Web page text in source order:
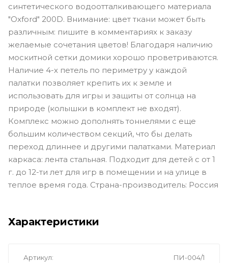
синтетического водоотталкивающего материала
"Oxford" 200D. Внимание: цвет ткани может быть
различным: пишите в комментариях к заказу
желаемые сочетания цветов! Благодаря наличию
москитной сетки домики хорошо проветриваются.
Наличие 4-х петель по периметру у каждой
палатки позволяет крепить их к земле и
использовать для игры и защиты от солнца на
природе (колышки в комплект не входят).
Комплекс можно дополнять тоннелями с еще
большим количеством секций, что бы делать
переход длиннее и другими палатками. Материал
каркаса: лента стальная. Подходит для детей с от 1
г. до 12-ти лет для игр в помещении и на улице в
теплое время года. Страна-производитель: Россия
Характеристики
Артикул ПИ-004/1